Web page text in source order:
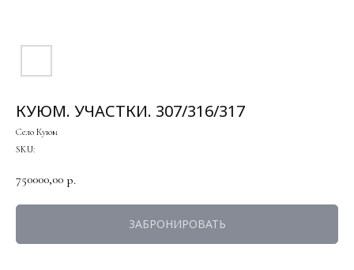
КУЮМ. УЧАСТКИ. 307/316/317
Село Куюм
SKU:
750000,00 р.
ЗАБРОНИРОВАТЬ